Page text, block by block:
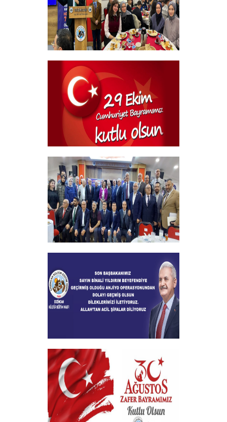
Geleneksel Bursiyer öğrencilerimizle
kahvaltı Programı
+
29 Ekim Cumhuriyet Bayramı
+
2024-2025 Burs Toplantısında 7000
+
Geçmiş Olsun Mesajı
+